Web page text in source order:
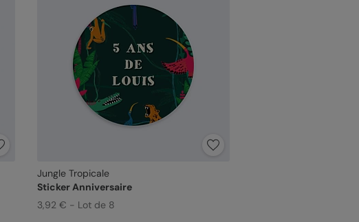
Jungle Tropicale
Sticker Anniversaire
3,92 € - Lot de 8